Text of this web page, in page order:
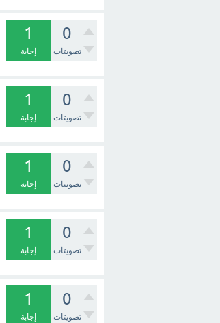
0
تصويتات
1
إجابة
0
تصويتات
1
إجابة
0
تصويتات
1
إجابة
0
تصويتات
1
إجابة
0
تصويتات
1
إجابة